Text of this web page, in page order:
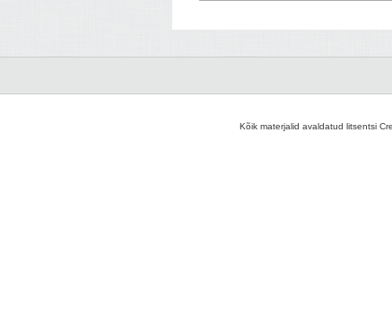
Kõik materjalid avaldatud litsentsi